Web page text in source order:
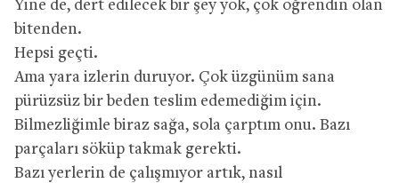
Yine de, dert edilecek bir şey yok, çok öğrendin olan
bitenden.
Hepsi geçti.
Ama yara izlerin duruyor. Çok üzgünüm sana
pürüzsüz bir beden teslim edemediğim için.
Bilmezliğimle biraz sağa, sola çarptım onu. Bazı
parçaları söküp takmak gerekti.
Bazı yerlerin de çalışmıyor artık, nasıl